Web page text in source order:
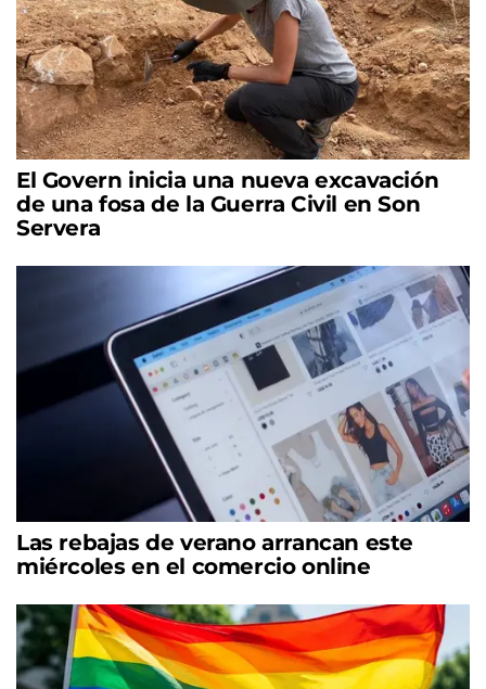
El Govern inicia una nueva excavación
de una fosa de la Guerra Civil en Son
Servera
Las rebajas de verano arrancan este
miércoles en el comercio online